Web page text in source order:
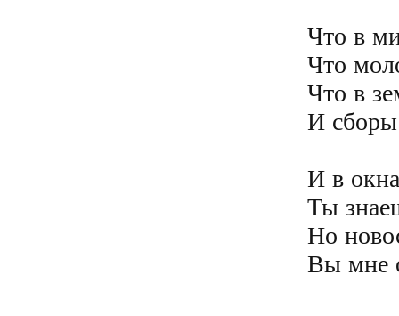
Что в
Что
Что в
И
И в
Ты
Но
Вы мне